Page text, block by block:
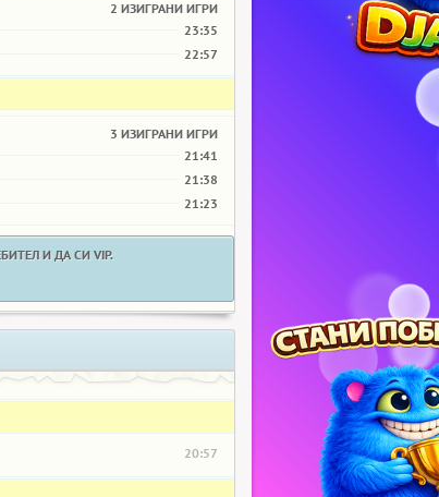
2 ИЗИГРАНИ ИГРИ
23:35
22:57
3 ИЗИГРАНИ ИГРИ
21:41
21:38
21:23
И ДА СИ VIP.
20:57